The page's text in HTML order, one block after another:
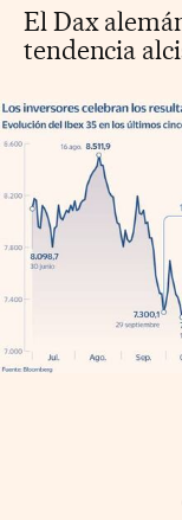
El Dax
tendencia